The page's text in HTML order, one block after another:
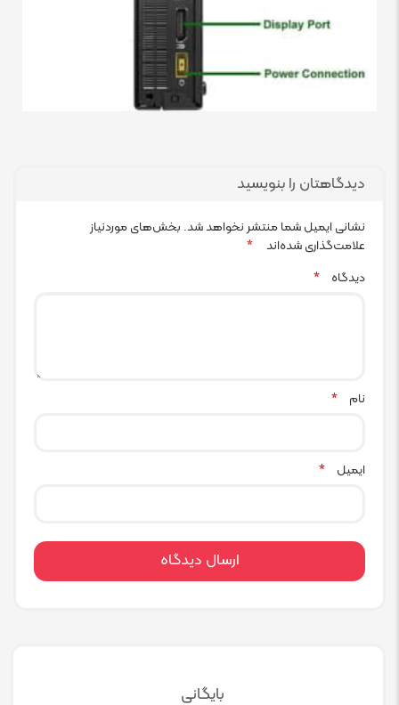
دیدگاهتان را بنویسید
نشانی ایمیل شما منتشر نخواهد شد. بخش‌های موردنیاز
علامت‌گذاری شده‌اند
*
دیدگاه
*
نام *
ایمیل *
بایگانی